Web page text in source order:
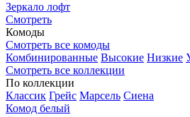
Зеркало лофт
Смотреть
Комоды
Смотреть все комоды
Комбинированные Высокие Низкие
Смотреть все коллекции
По коллекции
Классик Грейс Марсель Сиена
Комод белый